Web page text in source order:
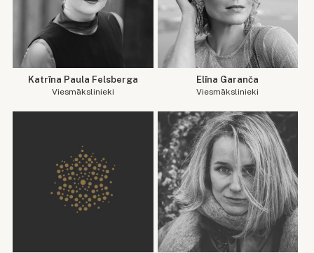
Katrīna Paula Felsberga
Viesmākslinieki
Elīna Garanča
Viesmākslinieki